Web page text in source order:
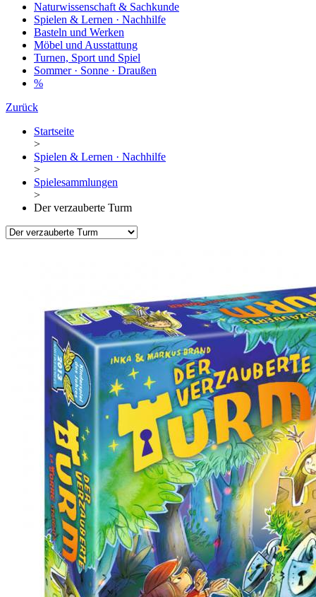
Naturwissenschaft & Sachkunde
Spielen & Lernen · Nachhilfe
Basteln und Werken
Möbel und Ausstattung
Turnen, Sport und Spiel
Sommer · Sonne · Draußen
%
Zurück
Startseite
>
Spielen & Lernen · Nachhilfe
>
Spielesammlungen
>
Der verzauberte Turm